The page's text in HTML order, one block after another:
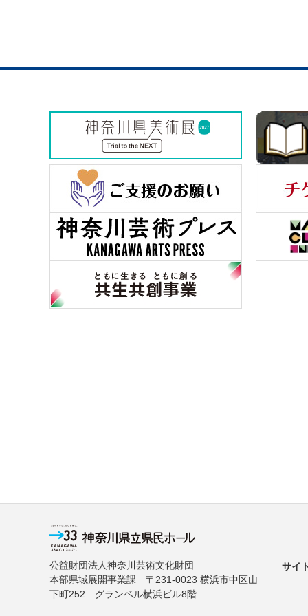
公益財団法人神奈川芸術文化財団
本部県域展開事業課 〒231-0023 横浜市中区山
下町252 グランベル横浜ビル8階
サイ